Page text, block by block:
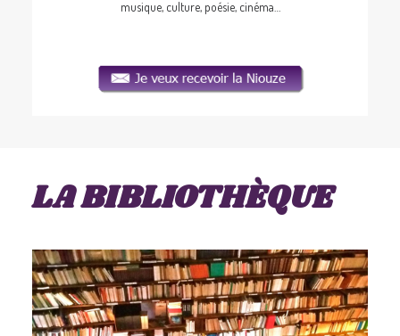
musique, culture, poésie, cinéma…
LA BIBLIOTHÈQUE